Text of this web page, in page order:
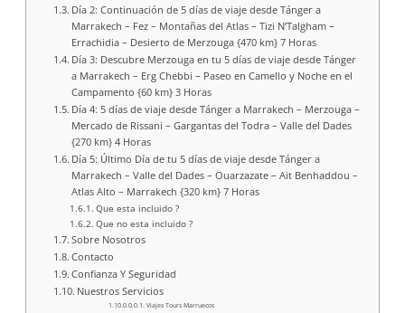
Día 2: Continuación de 5 días de viaje desde Tánger a
Marrakech – Fez – Montañas del Atlas – Tizi N’Talgham –
Errachidia – Desierto de Merzouga {470 km} 7 Horas
Día 3: Descubre Merzouga en tu 5 días de viaje desde Tánger
a Marrakech – Erg Chebbi – Paseo en Camello y Noche en el
Campamento {60 km} 3 Horas
Día 4: 5 días de viaje desde Tánger a Marrakech – Merzouga –
Mercado de Rissani – Gargantas del Todra – Valle del Dades
{270 km} 4 Horas
Día 5: Último Día de tu 5 días de viaje desde Tánger a
Marrakech – Valle del Dades – Ouarzazate – Ait Benhaddou –
Atlas Alto – Marrakech {320 km} 7 Horas
Que esta incluido ?
Que no esta incluido ?
Sobre Nosotros
Contacto
Confianza Y Seguridad
Nuestros Servicios
Viajes Tours Marruecos